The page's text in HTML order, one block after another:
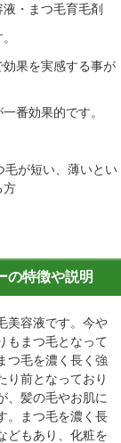
・まつ毛育毛剤
果を実感する事が
番効果的です。
毛が短い、薄いとい
方
の特徴や説明
美容液です。今や
もまつ毛となって
つ毛を濃く長く強
り前となっており
、髪の毛やお肌に
。まつ毛を濃く長
どもあり、化粧を